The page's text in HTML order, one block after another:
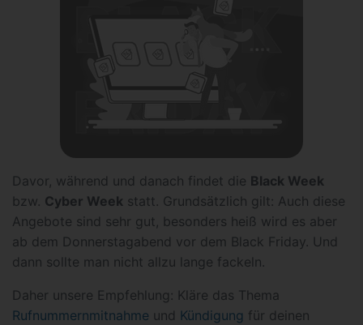
Davor, während und danach findet die Black Week
bzw. Cyber Week statt. Grundsätzlich gilt: Auch diese
Angebote sind sehr gut, besonders heiß wird es aber
ab dem Donnerstagabend vor dem Black Friday. Und
dann sollte man nicht allzu lange fackeln.
Daher unsere Empfehlung: Kläre das Thema
Rufnummernmitnahme und Kündigung für deinen